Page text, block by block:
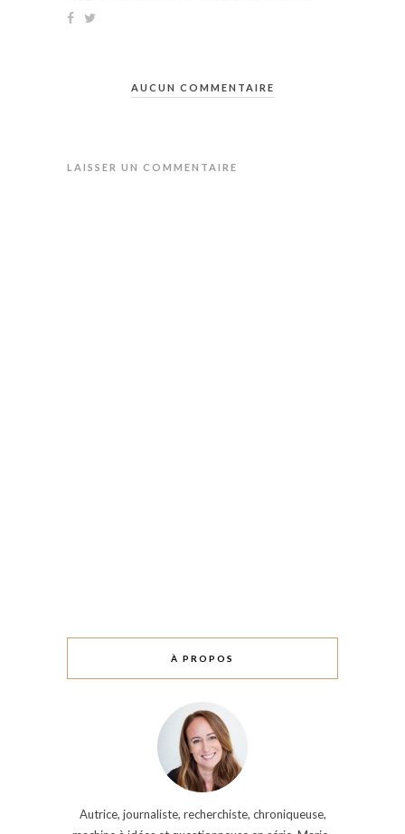
AUCUN COMMENTAIRE
LAISSER UN COMMENTAIRE
À PROPOS
Autrice, journaliste, recherchiste, chroniqueuse,